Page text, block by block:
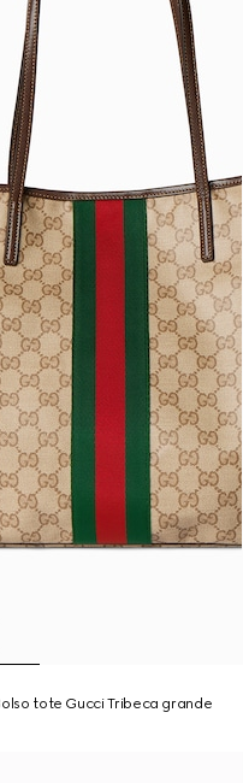
tote Gucci Tribeca grande